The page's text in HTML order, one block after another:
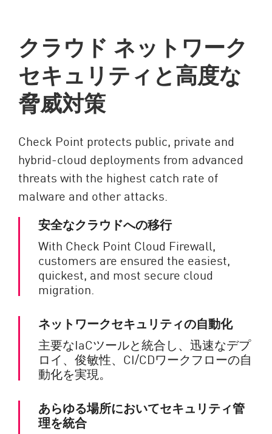
クラウド ネットワーク
セキュリティと高度な
脅威対策
Check Point protects public, private and
hybrid-cloud deployments from advanced
threats with the highest catch rate of
malware and other attacks.
安全なクラウドへの移行
With Check Point Cloud Firewall,
customers are ensured the easiest,
quickest, and most secure cloud
migration.
ネットワークセキュリティの自動化
主要なIaCツールと統合し、迅速なデプ
ロイ、俊敏性、CI/CDワークフローの自
動化を実現。
あらゆる場所においてセキュリティ管
理を統合